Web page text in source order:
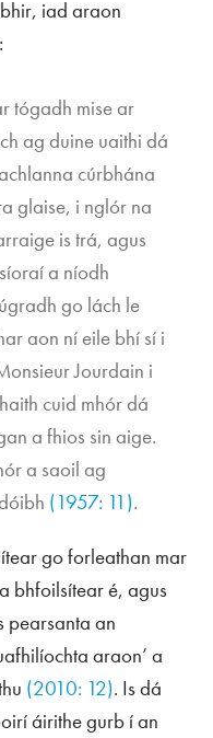
iad araon
tógadh mise ar
ag duine uaithi dá
cúrbhána
glaise, i nglór na
is trá, agus
a níodh
go lách le
aon ní eile bhí sí i
Jourdain i
cuid mhór dá
a fhios sin aige.
a saoil ag
(1957: 11).
go forleathan mar
bhfoilsítear é, agus
pearsanta an
araon’ a
(2010: 12). Is dá
áirithe gurb í an